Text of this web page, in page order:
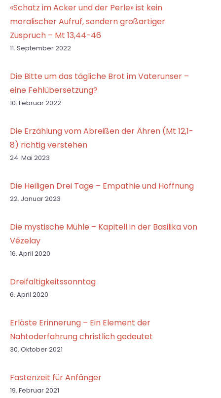
«Schatz im Acker und der Perle» ist kein
moralischer Aufruf, sondern großartiger
Zuspruch – Mt 13,44-46
11. September 2022
Die Bitte um das tägliche Brot im Vaterunser –
eine Fehlübersetzung?
10. Februar 2022
Die Erzählung vom Abreißen der Ähren (Mt 12,1-
8) richtig verstehen
24. Mai 2023
Die Heiligen Drei Tage – Empathie und Hoffnung
22. Januar 2023
Die mystische Mühle – Kapitell in der Basilika von
Vézelay
16. April 2020
Dreifaltigkeitssonntag
6. April 2020
Erlöste Erinnerung – Ein Element der
Nahtoderfahrung christlich gedeutet
30. Oktober 2021
Fastenzeit für Anfänger
19. Februar 2021